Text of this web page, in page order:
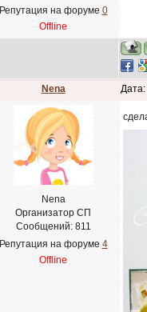
Репутация на форуме 0
Offline
Nena
Nena
Организатор СП
Сообщений: 811
Репутация на форуме 4
Offline